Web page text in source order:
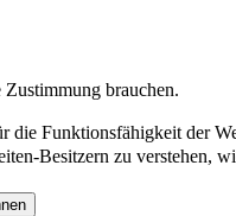
brauchen.
die Funktionsfähigkeit der
Besitzern zu verstehen,